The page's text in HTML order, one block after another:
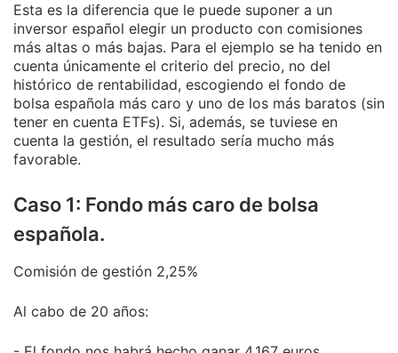
Esta es la diferencia que le puede suponer a un
inversor español elegir un producto con comisiones
más altas o más bajas. Para el ejemplo se ha tenido en
cuenta únicamente el criterio del precio, no del
histórico de rentabilidad, escogiendo el fondo de
bolsa española más caro y uno de los más baratos (sin
tener en cuenta ETFs). Si, además, se tuviese en
cuenta la gestión, el resultado sería mucho más
favorable.
Caso 1: Fondo más caro de bolsa
española.
Comisión de gestión 2,25%
Al cabo de 20 años: